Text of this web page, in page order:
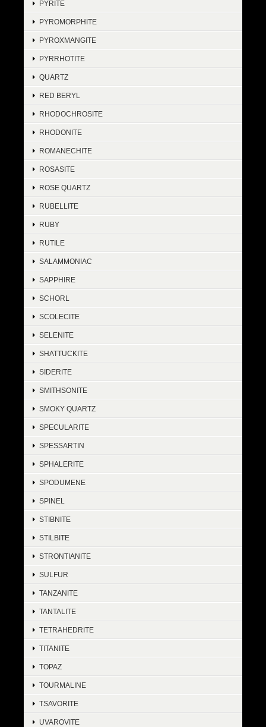
PYRITE
PYROMORPHITE
PYROXMANGITE
PYRRHOTITE
QUARTZ
RED BERYL
RHODOCHROSITE
RHODONITE
ROMANECHITE
ROSASITE
ROSE QUARTZ
RUBELLITE
RUBY
RUTILE
SALAMMONIAC
SAPPHIRE
SCHORL
SCOLECITE
SELENITE
SHATTUCKITE
SIDERITE
SMITHSONITE
SMOKY QUARTZ
SPECULARITE
SPESSARTIN
SPHALERITE
SPODUMENE
SPINEL
STIBNITE
STILBITE
STRONTIANITE
SULFUR
TANZANITE
TANTALITE
TETRAHEDRITE
TITANITE
TOPAZ
TOURMALINE
TSAVORITE
UVAROVITE